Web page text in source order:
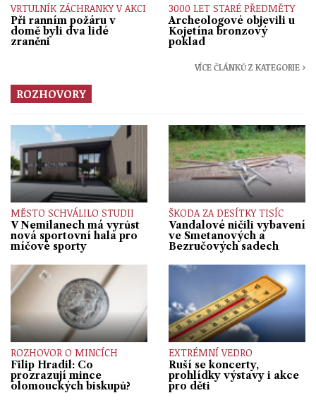
VRTULNÍK ZÁCHRANKY V AKCI
Při ranním požáru v
domě byli dva lidé
zraněni
3000 LET STARÉ PŘEDMĚTY
Archeologové objevili u
Kojetína bronzový
poklad
VÍCE ČLÁNKŮ Z KATEGORIE ›
ROZHOVORY
MĚSTO SCHVÁLILO STUDII
V Nemilanech má vyrůst
nová sportovní hala pro
míčové sporty
ŠKODA ZA DESÍTKY TISÍC
Vandalové ničili vybavení
ve Smetanových a
Bezručových sadech
ROZHOVOR O MINCÍCH
Filip Hradil: Co
prozrazují mince
olomouckých biskupů?
EXTRÉMNÍ VEDRO
Ruší se koncerty,
prohlídky výstavy i akce
pro děti